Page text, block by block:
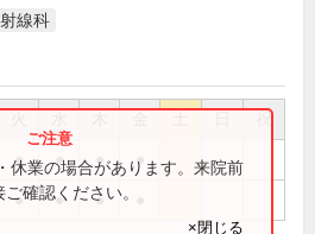
線科
祝
● ● ● ●
● ● ●
休業の場合があります。来院前
確認ください。
×閉じる